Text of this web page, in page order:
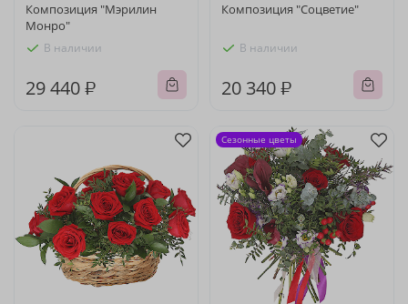
Композиция "Мэрилин
Монро"
В наличии
29 440 ₽
Композиция "Соцветие"
В наличии
20 340 ₽
Сезонные цветы